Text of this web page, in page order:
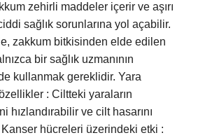
zehirli maddeler içerir ve aşırı
sağlık sorunlarına yol açabilir.
zakkum bitkisinden elde edilen
bir sağlık uzmanının
kullanmak gereklidir. Yara
: Ciltteki yaraların
hızlandırabilir ve cilt hasarını
hücreleri üzerindeki etki :